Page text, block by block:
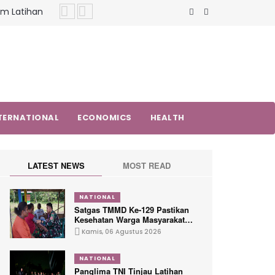
Latihan
ECONOMICS HEALTH
LATEST NEWS MOST READ
NATIONAL
Satgas TMMD Ke-129 Pastikan
Kesehatan Warga Masyarakat
dan Personel Tetap Prima
Demi Suksesnya TMMD di
Kamis, 06 Agustus 2026
NATIONAL
Panglima TNI Tinjau Latihan